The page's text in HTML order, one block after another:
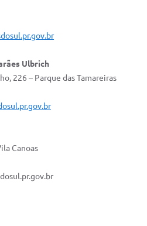
Ulbrich
226 – Parque das Tamareiras
Canoas